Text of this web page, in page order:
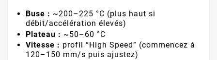
Buse : ~200–225 °C (plus haut si
débit/accélération élevés)
Plateau : ~50–60 °C
Vitesse : profil “High Speed” (commencez à
120–150 mm/s puis ajustez)